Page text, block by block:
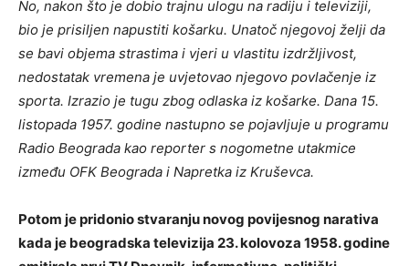
No, nakon što je dobio trajnu ulogu na radiju i televiziji,
bio je prisiljen napustiti košarku. Unatoč njegovoj želji da
se bavi objema strastima i vjeri u vlastitu izdržljivost,
nedostatak vremena je uvjetovao njegovo povlačenje iz
sporta. Izrazio je tugu zbog odlaska iz košarke. Dana 15.
listopada 1957. godine nastupno se pojavljuje u programu
Radio Beograda kao reporter s nogometne utakmice
između OFK Beograda i Napretka iz Kruševca.
Potom je pridonio stvaranju novog povijesnog narativa
kada je beogradska televizija 23. kolovoza 1958. godine